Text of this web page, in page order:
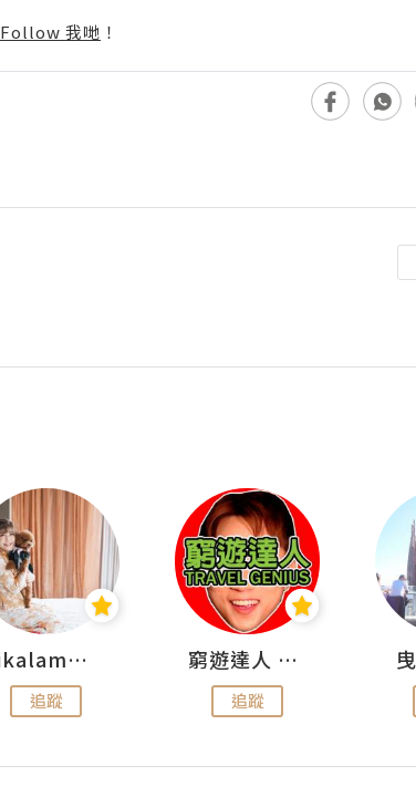
Follow 我哋 ！
rikalammm
追蹤
窮遊達人 Mr.TravelGenius
追蹤